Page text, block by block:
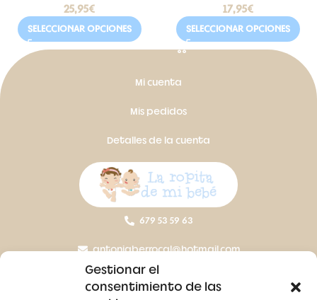
Gestionar el
consentimiento de las
25,95€
SELECCIONAR OPCIONES
17,95€
SELECCIONAR OPCIONES
Mi cuenta
Mis pedidos
Detalles de la cuenta
679 53 59 63
antoniaberrocal@hotmail.com